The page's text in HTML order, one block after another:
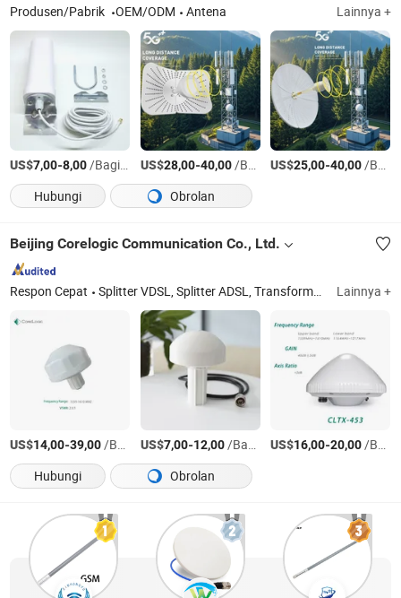
Produsen/Pabrik OEM/ODM Antena Lainnya +
US$7,00-8,00/Bagian US$28,00-40,00/Bagian US$25,00-40,00/Bagian
Hubungi
Obrolan
Beijing Corelogic Communication Co., Ltd.
Respon Cepat Splitter VDSL, Splitter ADSL, Transformator Jaringan, Gnss, Waktu Gnss, Pembagi Daya, Antena, Antena Gnss, Transformator, Splitter Lainnya +
US$14,00-39,00/Bagian US$7,00-12,00/Bagian US$16,00-20,00/Bagian
Hubungi
Obrolan